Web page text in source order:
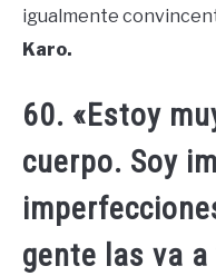
igualmente
Karo.
60. «Estoy
cuerpo. Soy
gente las va